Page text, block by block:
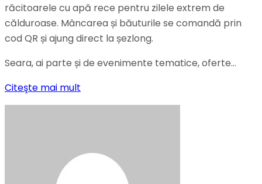
răcitoarele cu apă rece pentru zilele extrem de
călduroase. Mâncarea și băuturile se comandă prin
cod QR și ajung direct la șezlong.
Seara, ai parte și de evenimente tematice, oferte…
Citeşte mai mult